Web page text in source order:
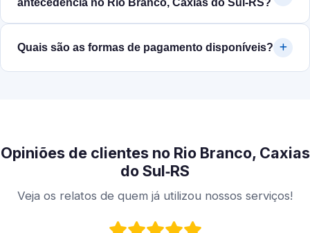
antecedência no Rio Branco, Caxias do Sul‑RS?
Quais são as formas de pagamento disponíveis?
Opiniões de clientes no Rio Branco, Caxias
do Sul‑RS
Veja os relatos de quem já utilizou nossos serviços!